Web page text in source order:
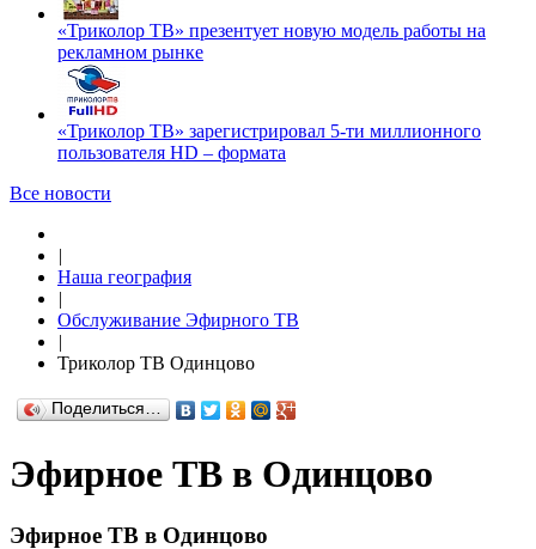
«Триколор ТВ» презентует новую модель работы на
рекламном рынке
«Триколор ТВ» зарегистрировал 5-ти миллионного
пользователя HD – формата
Все новости
|
Наша география
|
Обслуживание Эфирного ТВ
|
Триколор ТВ Одинцово
Поделиться…
Эфирное ТВ в Одинцово
Эфирное ТВ в Одинцово